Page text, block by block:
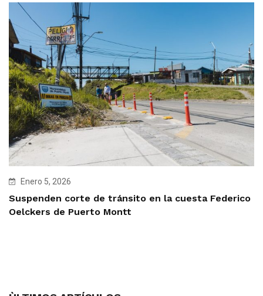
Enero 5, 2026
Suspenden corte de tránsito en la cuesta Federico
Oelckers de Puerto Montt